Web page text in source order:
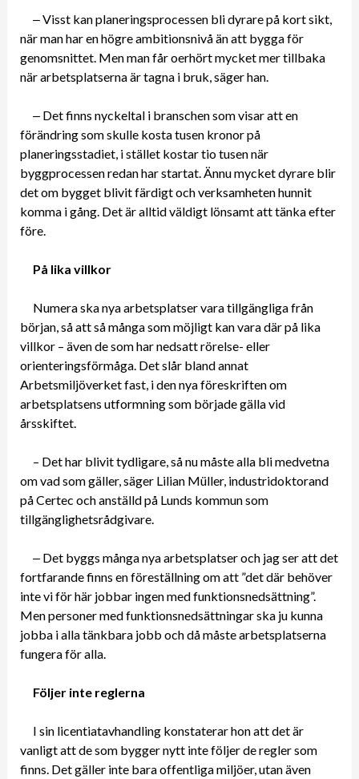
‒ Visst kan planeringsprocessen bli dyrare på kort sikt,
när man har en högre ambitionsnivå än att bygga för
genomsnittet. Men man får oerhört mycket mer tillbaka
när arbetsplatserna är tagna i bruk, säger han.
‒ Det finns nyckeltal i branschen som visar att en
förändring som skulle kosta tusen kronor på
planeringsstadiet, i stället kostar tio tusen när
byggprocessen redan har startat. Ännu mycket dyrare blir
det om bygget blivit färdigt och verksamheten hunnit
komma i gång. Det är alltid väldigt lönsamt att tänka efter
före.
På lika villkor
Numera ska nya arbetsplatser vara tillgängliga från
början, så att så många som möjligt kan vara där på lika
villkor – även de som har nedsatt rörelse- eller
orienteringsförmåga. Det slår bland annat
Arbetsmiljöverket fast, i den nya föreskriften om
arbetsplatsens utformning som började gälla vid
årsskiftet.
– Det har blivit tydligare, så nu måste alla bli medvetna
om vad som gäller, säger Lilian Müller, industridoktorand
på Certec och anställd på Lunds kommun som
tillgänglighetsrådgivare.
‒ Det byggs många nya arbetsplatser och jag ser att det
fortfarande finns en föreställning om att ”det där behöver
inte vi för här jobbar ingen med funktionsnedsättning”.
Men personer med funktionsnedsättningar ska ju kunna
jobba i alla tänkbara jobb och då måste arbetsplatserna
fungera för alla.
Följer inte reglerna
I sin licentiatavhandling konstaterar hon att det är
vanligt att de som bygger nytt inte följer de regler som
finns. Det gäller inte bara offentliga miljöer, utan även